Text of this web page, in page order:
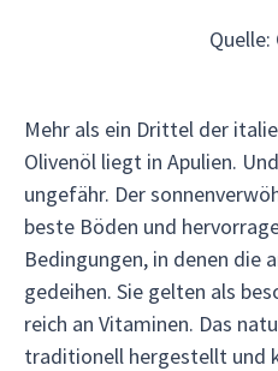
Quelle:
Mehr als ein Drittel der
Olivenöl liegt in Apulien.
ungefähr. Der
beste Böden und
Bedingungen, in denen die
gedeihen. Sie gelten als
reich an Vitaminen. Das
traditionell hergestellt und